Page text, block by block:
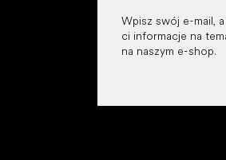
Wpisz swój e-mail,
ci informacje na
na naszym e-shop.